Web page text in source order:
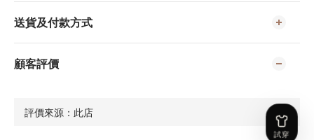
送貨及付款方式
顧客評價